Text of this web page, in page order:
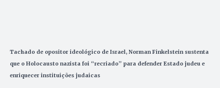
Tachado de opositor ideológico de Israel, Norman Finkelstein sustenta
que o Holocausto nazista foi “recriado” para defender Estado judeu e
enriquecer instituições judaicas